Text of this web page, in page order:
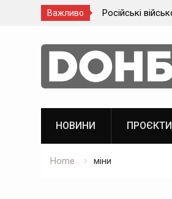
Важливо
вдарили по залізничній станції
НОВИНИ ПРОЄКТИ
Home міни